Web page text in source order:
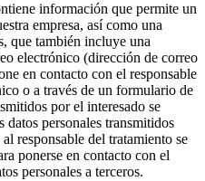
información que permite un
empresa, así como una
que también incluye una
electrónico (dirección de correo
en contacto con el responsable
o a través de un formulario de
por el interesado se
datos personales transmitidos
responsable del tratamiento se
ponerse en contacto con el
personales a terceros.